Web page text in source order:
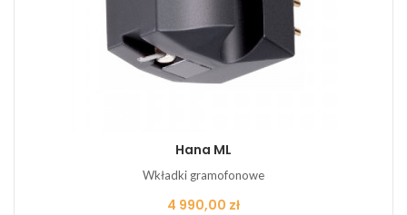
Hana ML
Wkładki gramofonowe
Cena
4 990,00 zł